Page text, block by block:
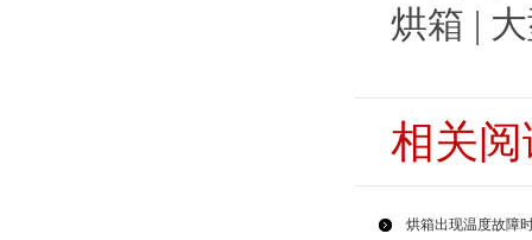
烘箱 |
相关
烘箱出现温度故障